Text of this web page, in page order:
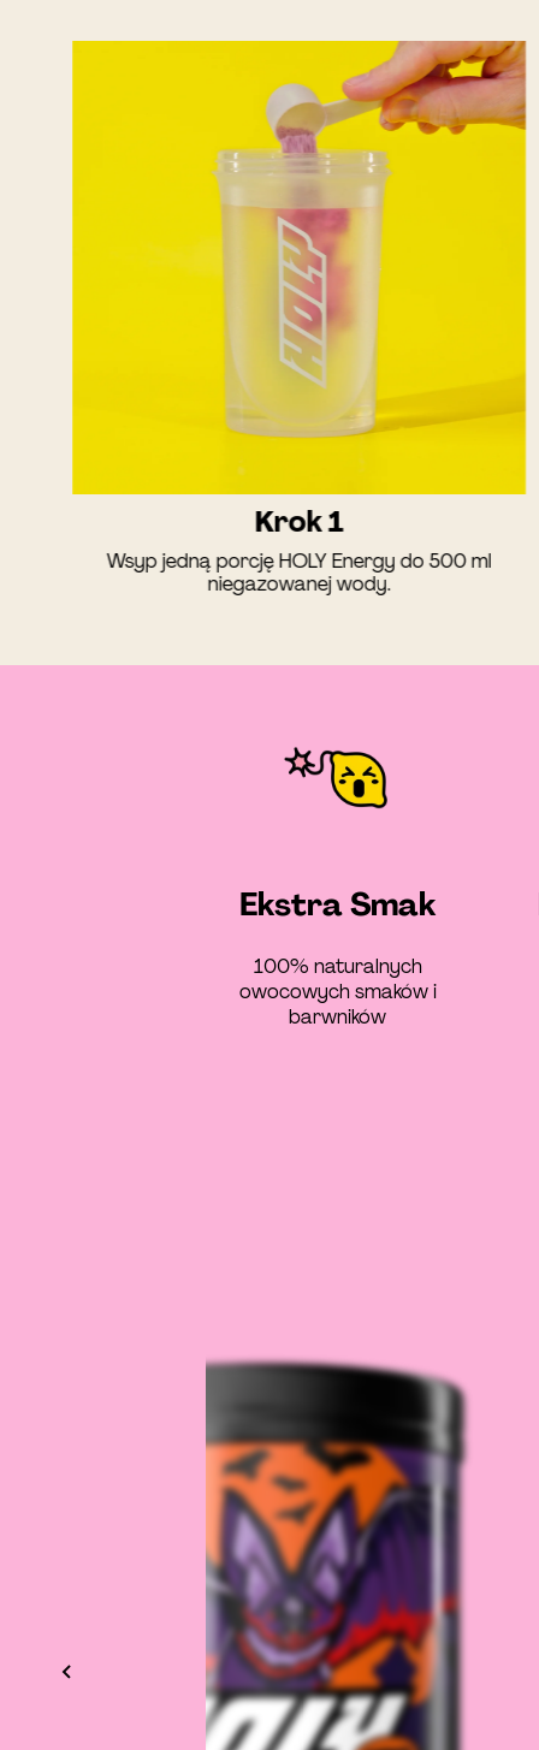
Krok 1
Wsyp jedną porcję HOLY Energy do 500 ml
niegazowanej wody.
Ekstra Smak
100% naturalnych
owocowych smaków i
barwników